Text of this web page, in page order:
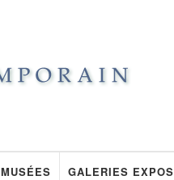
MUSÉES GALERIES EXPOS